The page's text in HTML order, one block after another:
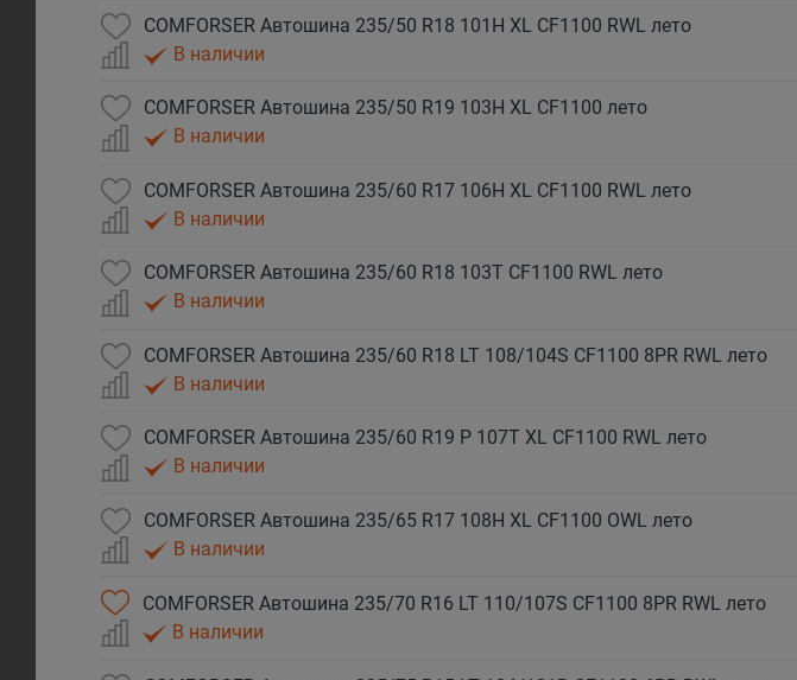
COMFORSER Автошина 235/50 R18 101H XL CF1100 RWL лето
В наличии
COMFORSER Автошина 235/50 R19 103H XL CF1100 лето
В наличии
COMFORSER Автошина 235/60 R17 106H XL CF1100 RWL лето
В наличии
COMFORSER Автошина 235/60 R18 103T CF1100 RWL лето
В наличии
COMFORSER Автошина 235/60 R18 LT 108/104S CF1100 8PR RWL лето
В наличии
COMFORSER Автошина 235/60 R19 P 107T XL CF1100 RWL лето
В наличии
COMFORSER Автошина 235/65 R17 108H XL CF1100 OWL лето
В наличии
COMFORSER Автошина 235/70 R16 LT 110/107S CF1100 8PR RWL лето
В наличии